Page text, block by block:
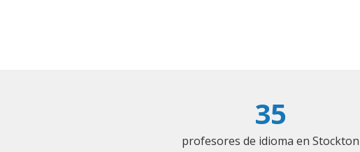
35
profesores de idioma en Stockton